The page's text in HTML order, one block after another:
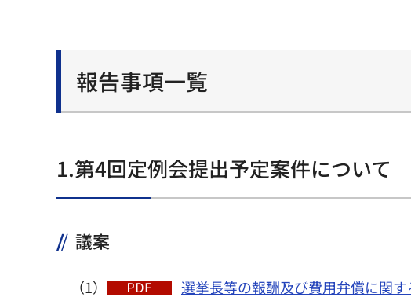
報告事項一覧
1.第4回定例会提出予定案件について
議案
（1） 選挙長等の報酬及び費用弁償に関す